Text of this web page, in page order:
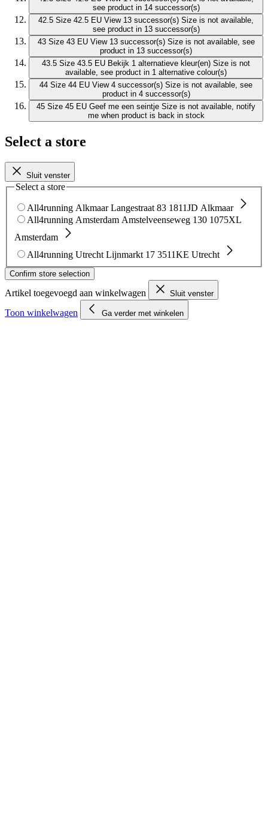
see product in 14 successor(s)
42.5 Size 42.5 EU View 13 successor(s) Size is not available,
see product in 13 successor(s)
43 Size 43 EU View 13 successor(s) Size is not available, see
product in 13 successor(s)
43.5 Size 43.5 EU Bekijk 1 alternatieve kleur(en) Size is not
available, see product in 1 alternative colour(s)
44 Size 44 EU View 4 successor(s) Size is not available, see
product in 4 successor(s)
45 Size 45 EU Geef me een seintje Size is not available, notify
me when product is back in stock
Select a store
Sluit venster
Select a store
All4running Alkmaar Langestraat 83 1811JD Alkmaar
All4running Amsterdam Amstelveenseweg 130 1075XL
Amsterdam
All4running Utrecht Lijnmarkt 17 3511KE Utrecht
Confirm store selection
Artikel toegevoegd aan winkelwagen Sluit venster
Toon winkelwagen Ga verder met winkelen